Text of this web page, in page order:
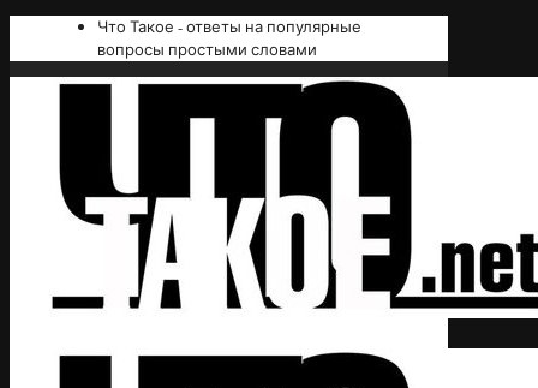
Что Такое - ответы на популярные
вопросы простыми словами